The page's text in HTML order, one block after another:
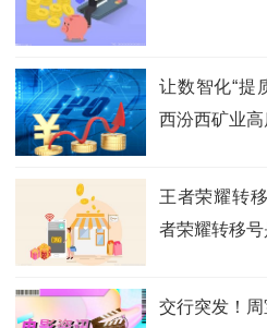
让数智化“提
西汾西矿业
王者荣耀转
者荣耀转移
交行突发！